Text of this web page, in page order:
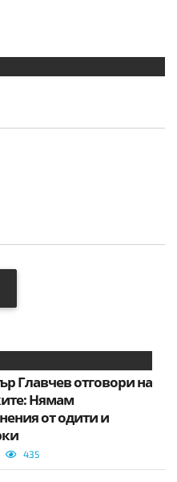
Главчев отговори на
Нямам
от одити и
435